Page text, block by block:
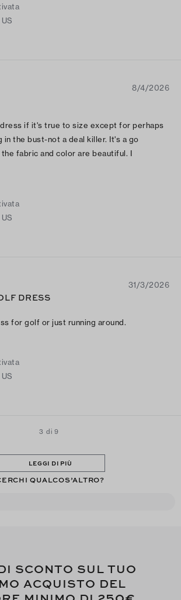
8/4/2026
if it's true to size except for perhaps
the bust-not a deal killer. It's a go
fabric and color are beautiful. I
have gold buttons and gold
31/3/2026
DRESS
for golf or just running around.
3 di 9
LEGGI DI PIÙ
QUALCOS’ALTRO?
SCONTO SUL TUO
ACQUISTO DEL